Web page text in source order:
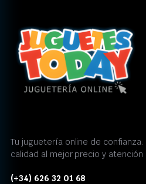
Tu juguetería online de
calidad al mejor precio y atención
(+34) 626 32 01 68